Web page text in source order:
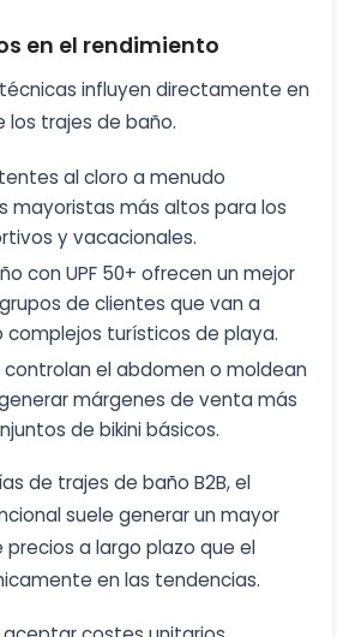
en el rendimiento
influyen directamente en
los trajes de baño.
al cloro a menudo
mayoristas más altos para los
y vacacionales.
con UPF 50+ ofrecen un mejor
de clientes que van a
complejos turísticos de playa.
controlan el abdomen o moldean
márgenes de venta más
de bikini básicos.
de trajes de baño B2B, el
suele generar un mayor
a largo plazo que el
en las tendencias.